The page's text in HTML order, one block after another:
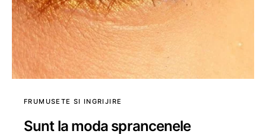
FRUMUSETE SI INGRIJIRE
Sunt la moda sprancenele